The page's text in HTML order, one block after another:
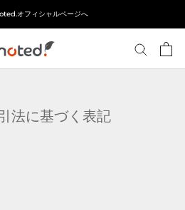
オフィシャルページへ
法に基づく表記